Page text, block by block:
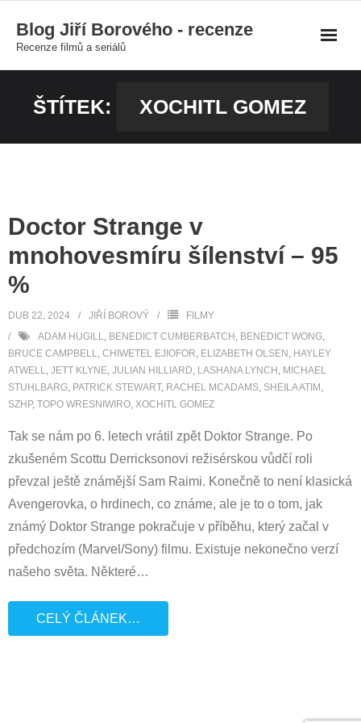
content
Blog Jiří Borového - recenze
Recenze filmů a seriálů
ŠTÍTEK: XOCHITL GOMEZ
Doctor Strange v
mnohovesmíru šílenství – 95
%
DUB 22, 2024 JIŘÍ BOROVÝ
FILMY
ADAM HUGILL, BENEDICT CUMBERBATCH , BENEDICT WONG,
BRUCE CAMPBELL, CHIWETEL EJIOFOR, ELIZABETH OLSEN , HAYLEY
ATWELL, JETT KLYNE, JULIAN HILLIARD, LASHANA LYNCH , MICHAEL
STUHLBARG, PATRICK STEWART, RACHEL MCADAMS, SHEILA ATIM ,
SZHP, TOPO WRESNIWIRO, XOCHITL GOMEZ
Tak se nám po 6. letech vrátil zpět Doktor Strange. Po
zkušeném Scottu Derricksonovi režisérskou vůdčí roli
převzal ještě známější Sam Raimi. Konečně to není klasická
Avengerovka, o hrdinech, co známe, ale je to o tom, jak
známý Doktor Strange pokračuje v příběhu, který začal v
předchozím (Marvel/Sony) filmu. Existuje nekonečno verzí
našeho světa. Některé…
CELÝ ČLÁNEK…